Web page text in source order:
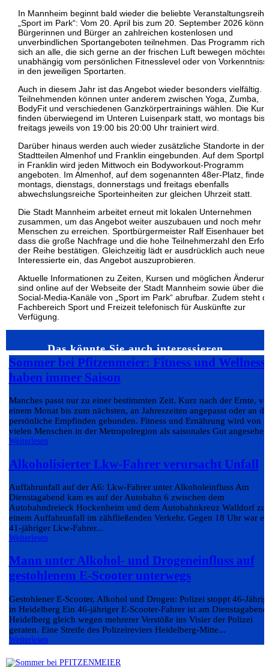
In Mannheim beginnt bald wieder die beliebte Veranstaltungsreihe
„Sport im Park“: Vom 20. April bis zum 20. September 2026
Bürgerinnen und Bürger an zahlreichen kostenlosen und
unverbindlichen Sportangeboten teilnehmen. Das Programm
sich an alle, die sich gerne an der frischen Luft bewegen
unabhängig vom persönlichen Fitnesslevel oder von
in den jeweiligen Sportarten.
Auch in diesem Jahr ist das Angebot wieder besonders vielfältig.
Teilnehmenden können unter anderem zwischen Yoga, Zumba,
BodyFit und verschiedenen Ganzkörpertrainings wählen. Die
finden überwiegend im Unteren Luisenpark statt, wo montags bis
freitags jeweils von 19:00 bis 20:00 Uhr trainiert wird.
Darüber hinaus werden auch wieder zusätzliche Standorte in den
Stadtteilen Almenhof und Franklin eingebunden. Auf dem
in Franklin wird jeden Mittwoch ein Bodyworkout-Programm
angeboten. Im Almenhof, auf dem sogenannten 48er-Platz, finden
montags, dienstags, donnerstags und freitags ebenfalls
abwechslungsreiche Sporteinheiten zur gleichen Uhrzeit statt.
Die Stadt Mannheim arbeitet erneut mit lokalen Unternehmen
zusammen, um das Angebot weiter auszubauen und noch mehr
Menschen zu erreichen. Sportbürgermeister Ralf Eisenhauer
dass die große Nachfrage und die hohe Teilnehmerzahl den
der Reihe bestätigen. Gleichzeitig lädt er ausdrücklich auch neue
Interessierte ein, das Angebot auszuprobieren.
Aktuelle Informationen zu Zeiten, Kursen und möglichen
sind online auf der Webseite der Stadt Mannheim sowie über die
Social-Media-Kanäle von „Sport im Park“ abrufbar. Zudem steht
Fachbereich Sport und Freizeit telefonisch für Auskünfte zur
Verfügung.
Das könnte Sie auch interessieren…
Sommer bei Pfitzenmeier: Fitness und Wellness
haben immer Saison
Manches passt nur zu einer bestimmten Zeit. Kurz nach der Ernte,
einem Monat bis zum nächsten, an Jahreszeiten angepasst oder an
persönliche Empfinden gebunden. Fitness und Ernährung wird von
vielen Menschen in der Metropolregion als saisonales Gut
Weiterlesen
Alkoholisierter Lkw-Fahrer verursacht Unfall
Auffahrunfall auf der A6: Lkw-Fahrer unter Alkoholeinfluss Am
Dienstagabend kam es auf der Autobahn 6 zwischen dem
Autobahndreieck Hockenheim und dem Autobahnkreuz Walldorf zu
einem Auffahrunfall im zähfließenden Verkehr. Gegen 18 Uhr war
41-jähriger Lkw-Fahrer...
Weiterlesen
Mann unter Alkohol- und Drogeneinfluss auf
gestohlenem E-Scooter unterwegs
Gestohlener E-Scooter, Alkohol und Drogen: Polizei stoppt 46-
in Heidelberg Ein 46-jähriger E-Scooter-Fahrer ist am
Heidelberg gleich wegen mehrerer Verstöße ins Visier der Polizei
geraten. Eine Streife des Polizeireviers Heidelberg-Mitte...
Weiterlesen